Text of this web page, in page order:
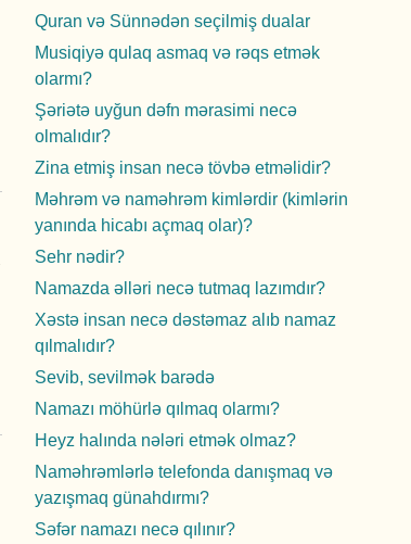
Quran və Sünnədən seçilmiş dualar
Musiqiyə qulaq asmaq və rəqs etmək
olarmı?
Şəriətə uyğun dəfn mərasimi necə
olmalıdır?
Zina etmiş insan necə tövbə etməlidir?
Məhrəm və naməhrəm kimlərdir (kimlərin
yanında hicabı açmaq olar)?
Sehr nədir?
Namazda əlləri necə tutmaq lazımdır?
Xəstə insan necə dəstəmaz alıb namaz
qılmalıdır?
Sevib, sevilmək barədə
Namazı möhürlə qılmaq olarmı?
Heyz halında nələri etmək olmaz?
Naməhrəmlərlə telefonda danışmaq və
yazışmaq günahdırmı?
Səfər namazı necə qılınır?